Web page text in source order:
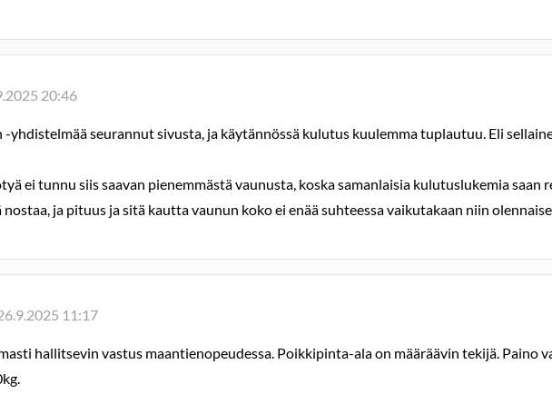
20:46
-yhdistelmää seurannut sivusta, ja käytännössä kulutus kuulemma tuplautuu. Eli
ei tunnu siis saavan pienemmästä vaunusta, koska samanlaisia kulutuslukemia
ja pituus ja sitä kautta vaunun koko ei enää suhteessa vaikutakaan niin
11:17
hallitsevin vastus maantienopeudessa. Poikkipinta-ala on määräävin tekijä. Paino